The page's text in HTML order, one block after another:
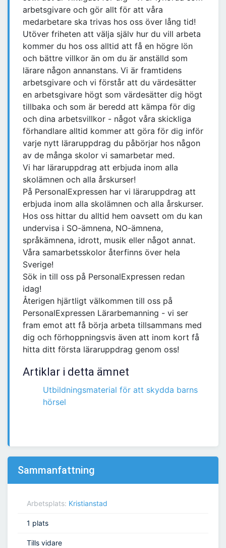
arbetsgivare och gör allt för att våra
medarbetare ska trivas hos oss över lång tid!
Utöver friheten att välja själv hur du vill arbeta
kommer du hos oss alltid att få en högre lön
och bättre villkor än om du är anställd som
lärare någon annanstans. Vi är framtidens
arbetsgivare och vi förstår att du värdesätter
en arbetsgivare högt som värdesätter dig högt
tillbaka och som är beredd att kämpa för dig
och dina arbetsvillkor - något våra skickliga
förhandlare alltid kommer att göra för dig inför
varje nytt läraruppdrag du påbörjar hos någon
av de många skolor vi samarbetar med.
Vi har läraruppdrag att erbjuda inom alla
skolämnen och alla årskurser!
På PersonalExpressen har vi läraruppdrag att
erbjuda inom alla skolämnen och alla årskurser.
Hos oss hittar du alltid hem oavsett om du kan
undervisa i SO-ämnena, NO-ämnena,
språkämnena, idrott, musik eller något annat.
Våra samarbetsskolor återfinns över hela
Sverige!
Sök in till oss på PersonalExpressen redan
idag!
Återigen hjärtligt välkommen till oss på
PersonalExpressen Lärarbemanning - vi ser
fram emot att få börja arbeta tillsammans med
dig och förhoppningsvis även att inom kort få
hitta ditt första läraruppdrag genom oss!
Artiklar i detta ämnet
Utbildningsmaterial för att skydda barns
hörsel
Sammanfattning
Arbetsplats: Kristianstad
1 plats
Tills vidare